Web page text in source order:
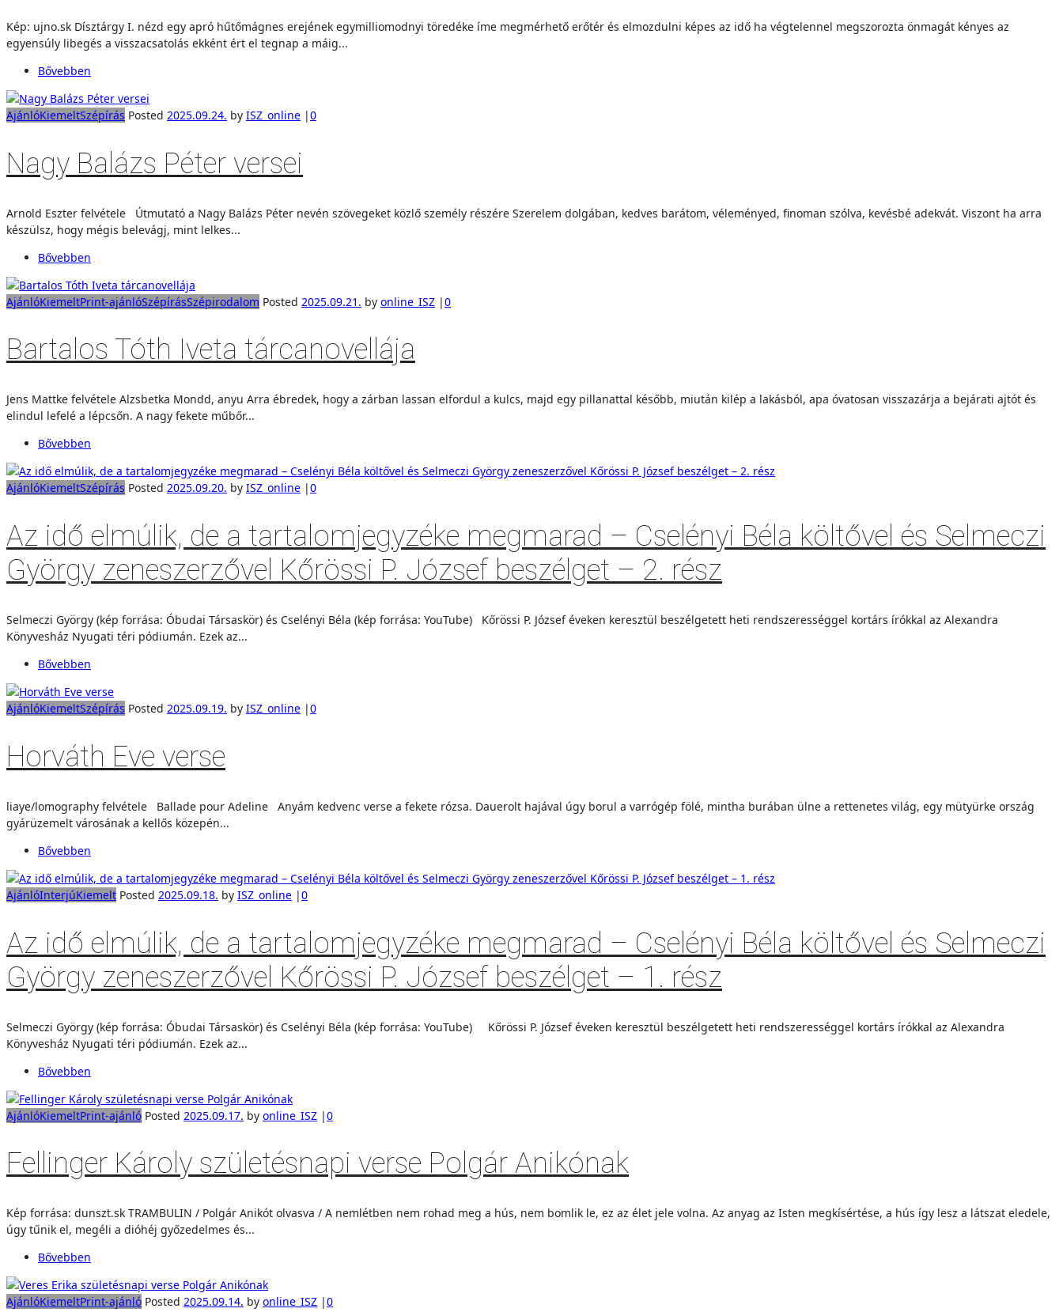
Kép: ujno.sk Dísztárgy I. nézd egy apró hűtőmágnes erejének egymilliomodnyi töredéke íme megmérhető erőtér és elmozdulni képes az idő ha végtelennel megszorozta önmagát kényes az
egyensúly libegés a visszacsatolás ekként ért el tegnap a máig...
Bővebben
AjánlóKiemeltSzépírás Posted 2025.09.24. by ISZ_online |0
Nagy Balázs Péter versei
Arnold Eszter felvétele Útmutató a Nagy Balázs Péter nevén szövegeket közlő személy részére Szerelem dolgában, kedves barátom, véleményed, finoman szólva, kevésbé adekvát. Viszont ha arra
készülsz, hogy mégis belevágj, mint lelkes...
Bővebben
AjánlóKiemeltPrint-ajánlóSzépírásSzépirodalom Posted 2025.09.21. by online_ISZ |0
Bartalos Tóth Iveta tárcanovellája
Jens Mattke felvétele Alzsbetka Mondd, anyu Arra ébredek, hogy a zárban lassan elfordul a kulcs, majd egy pillanattal később, miután kilép a lakásból, apa óvatosan visszazárja a bejárati ajtót és
elindul lefelé a lépcsőn. A nagy fekete műbőr...
Bővebben
AjánlóKiemeltSzépírás Posted 2025.09.20. by ISZ_online |0
Az idő elmúlik, de a tartalomjegyzéke megmarad – Cselényi Béla költővel és Selmeczi
György zeneszerzővel Kőrössi P. József beszélget – 2. rész
Selmeczi György (kép forrása: Óbudai Társaskör) és Cselényi Béla (kép forrása: YouTube) Kőrössi P. József éveken keresztül beszélgetett heti rendszerességgel kortárs írókkal az Alexandra
Könyvesház Nyugati téri pódiumán. Ezek az...
Bővebben
AjánlóKiemeltSzépírás Posted 2025.09.19. by ISZ_online |0
Horváth Eve verse
liaye/lomography felvétele Ballade pour Adeline Anyám kedvenc verse a fekete rózsa. Dauerolt hajával úgy borul a varrógép fölé, mintha burában ülne a rettenetes világ, egy mütyürke ország
gyárüzemelt városának a kellős közepén...
Bővebben
AjánlóInterjúKiemelt Posted 2025.09.18. by ISZ_online |0
Az idő elmúlik, de a tartalomjegyzéke megmarad – Cselényi Béla költővel és Selmeczi
György zeneszerzővel Kőrössi P. József beszélget – 1. rész
Selmeczi György (kép forrása: Óbudai Társaskör) és Cselényi Béla (kép forrása: YouTube) Kőrössi P. József éveken keresztül beszélgetett heti rendszerességgel kortárs írókkal az Alexandra
Könyvesház Nyugati téri pódiumán. Ezek az...
Bővebben
AjánlóKiemeltPrint-ajánló Posted 2025.09.17. by online_ISZ |0
Fellinger Károly születésnapi verse Polgár Anikónak
Kép forrása: dunszt.sk TRAMBULIN / Polgár Anikót olvasva / A nemlétben nem rohad meg a hús, nem bomlik le, ez az élet jele volna. Az anyag az Isten megkísértése, a hús így lesz a látszat eledele,
úgy tűnik el, megéli a dióhéj győzedelmes és...
Bővebben
AjánlóKiemeltPrint-ajánló Posted 2025.09.14. by online_ISZ |0